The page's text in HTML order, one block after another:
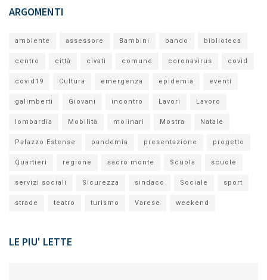
ARGOMENTI
ambiente assessore Bambini bando biblioteca
centro città civati comune coronavirus covid
covid19 Cultura emergenza epidemia eventi
galimberti Giovani incontro Lavori Lavoro
lombardia Mobilità molinari Mostra Natale
Palazzo Estense pandemia presentazione progetto
Quartieri regione sacro monte Scuola scuole
servizi sociali Sicurezza sindaco Sociale sport
strade teatro turismo Varese weekend
LE PIU' LETTE